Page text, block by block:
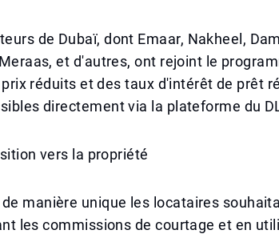
de Dubaï, dont Emaar, Nakheel,
et d'autres, ont rejoint le
réduits et des taux d'intérêt de prêt
directement via la plateforme du
vers la propriété
manière unique les locataires
les commissions de courtage et en